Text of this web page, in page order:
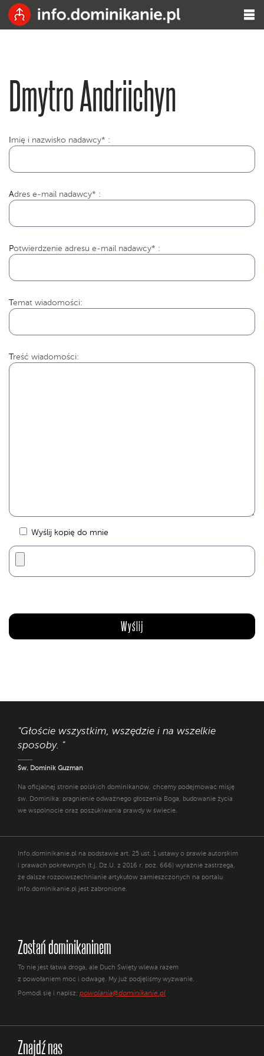
Dmytro Andriichyn
mię i nazwisko nadawcy* :
Adres e-mail nadawcy* :
Potwierdzenie adresu e-mail nadawcy* :
Temat wiadomości:
Treść wiadomości:
Wyślij kopię do mnie
"Głoście wszystkim, wszędzie i na wszelkie
sposoby. "
Św. Dominik Guzman
Na oficjalnej stronie polskich dominikanów, chcemy podejmować misję
św. Dominika: pragnienie odważnego głoszenia Boga, budowanie życia
we wspólnocie oraz poszukiwania prawdy w świecie.
Info.dominikanie.pl na podstawie art. 25 ust. 1 ustawy o prawie autorskim
i prawach pokrewnych (t.j. Dz.U. z 2016 r. poz. 666) wyraźnie zastrzega,
że dalsze rozpowszechnianie artykułów zamieszczonych na portalu
info.dominikanie.pl jest zabronione.
Zostań dominikaninem
To nie jest łatwa droga, ale Duch Święty wlewa razem
z powołaniem moc i odwagę. My już podjęliśmy wyzwanie.
Pomódl się i napisz: powolania@dominikanie.pl
Znajdź nas